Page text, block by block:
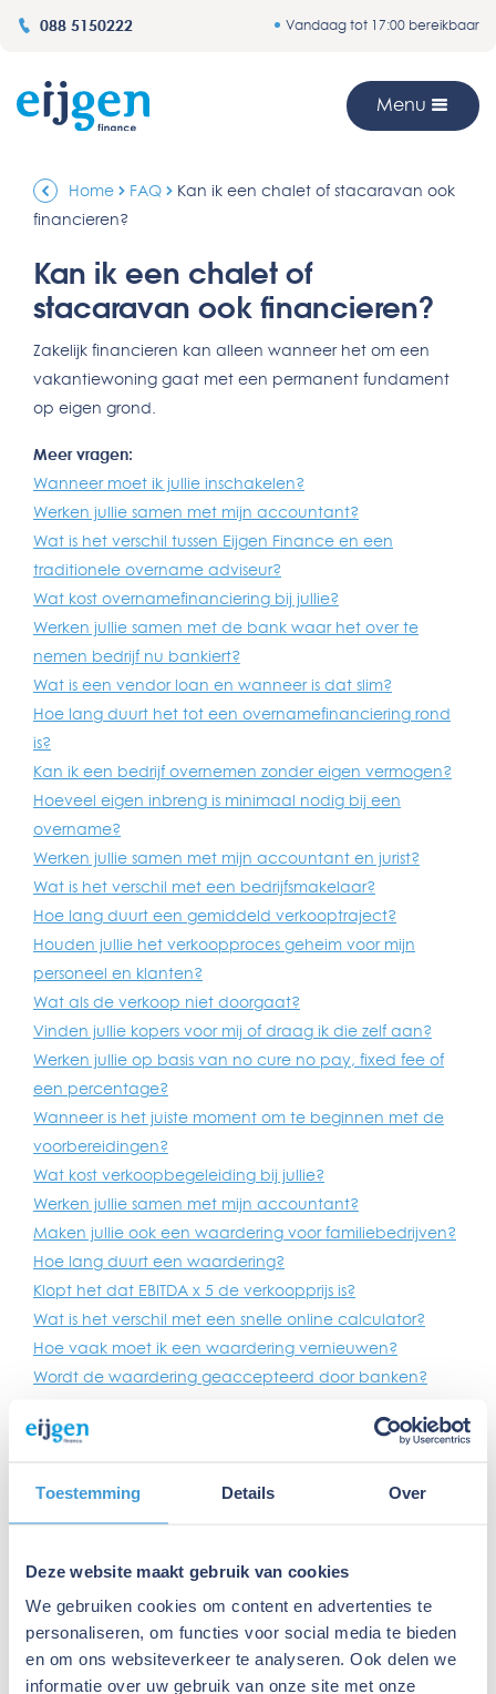
Toestemming Details Over
Deze website maakt gebruik van cookies
We gebruiken cookies om content en advertenties te
personaliseren, om functies voor social media te bieden
en om ons websiteverkeer te analyseren. Ook delen we
informatie over uw gebruik van onze site met onze
088 5150222 Vandaag tot 17:00 bereikbaar
Menu
Home FAQ
Kan ik een chalet of stacaravan ook
financieren?
Kan ik een chalet of
stacaravan ook financieren?
Zakelijk financieren kan alleen wanneer het om een
vakantiewoning gaat met een permanent fundament
op eigen grond.
Meer vragen:
Wanneer moet ik jullie inschakelen?
Werken jullie samen met mijn accountant?
Wat is het verschil tussen Eijgen Finance en een
traditionele overname adviseur?
Wat kost overnamefinanciering bij jullie?
Werken jullie samen met de bank waar het over te
nemen bedrijf nu bankiert?
Wat is een vendor loan en wanneer is dat slim?
Hoe lang duurt het tot een overnamefinanciering rond
is?
Kan ik een bedrijf overnemen zonder eigen vermogen?
Hoeveel eigen inbreng is minimaal nodig bij een
overname?
Werken jullie samen met mijn accountant en jurist?
Wat is het verschil met een bedrijfsmakelaar?
Hoe lang duurt een gemiddeld verkooptraject?
Houden jullie het verkoopproces geheim voor mijn
personeel en klanten?
Wat als de verkoop niet doorgaat?
Vinden jullie kopers voor mij of draag ik die zelf aan?
Werken jullie op basis van no cure no pay, fixed fee of
een percentage?
Wanneer is het juiste moment om te beginnen met de
voorbereidingen?
Wat kost verkoopbegeleiding bij jullie?
Werken jullie samen met mijn accountant?
Maken jullie ook een waardering voor familiebedrijven?
Hoe lang duurt een waardering?
Klopt het dat EBITDA x 5 de verkoopprijs is?
Wat is het verschil met een snelle online calculator?
Hoe vaak moet ik een waardering vernieuwen?
Wordt de waardering geaccepteerd door banken?
Wat kost een bedrijfswaardering bij jullie?
Komt er een lange verplichting bij kijken?
Wanneer is een sparringpartner nuttig — ook als alles
Wat doen jullie anders dan mijn accountant?
Wat is het verschil tussen eenmalig advies en een
structurele sparringpartner?
Wat kost een adviestraject bij jullie?